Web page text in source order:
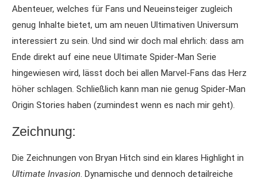
Abenteuer, welches für Fans und Neueinsteiger zugleich
genug Inhalte bietet, um am neuen Ultimativen Universum
interessiert zu sein. Und sind wir doch mal ehrlich: dass am
Ende direkt auf eine neue Ultimate Spider-Man Serie
hingewiesen wird, lässt doch bei allen Marvel-Fans das Herz
höher schlagen. Schließlich kann man nie genug Spider-Man
Origin Stories haben (zumindest wenn es nach mir geht).
Zeichnung:
Die Zeichnungen von Bryan Hitch sind ein klares Highlight in
Ultimate Invasion. Dynamische und dennoch detailreiche